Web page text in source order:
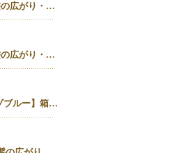
福岡市東区で夏の髪の広がり・白髪染め・美容液カラーを相談したい方へ｜箱崎・千早のL’oiseau Bleu
福岡市東区で夏の髪の広がり・白髪染め・美容液カラーを相談したい方へ｜箱崎・千早のL’oiseau Bleu
‘oiseau Bleu【ロアゾブルー】箱崎店】 福岡市東区箱崎で、夏の白髪染めやカラー後の毛先のパサつき、髪の艶不足が気になる方へ。